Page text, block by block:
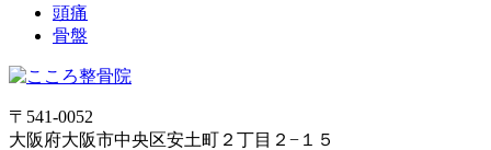
頭痛
骨盤
〒541-0052
大阪府大阪市中央区安土町２丁目２−１５